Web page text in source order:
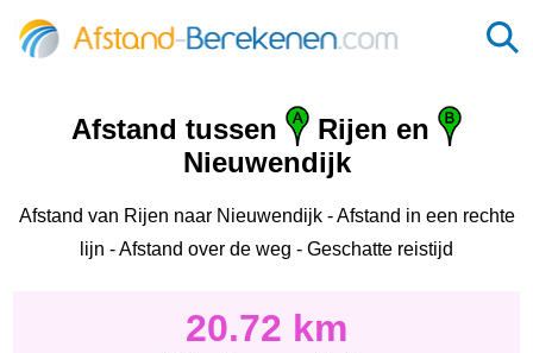
Afstand tussen
Rijen en
Nieuwendijk
Afstand van Rijen naar Nieuwendijk - Afstand in een rechte
lijn - Afstand over de weg - Geschatte reistijd
20.72 km